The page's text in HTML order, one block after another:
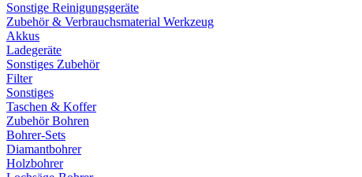
Sonstige Reinigungsgeräte
Zubehör & Verbrauchsmaterial Werkzeug
Akkus
Ladegeräte
Sonstiges Zubehör
Filter
Sonstiges
Taschen & Koffer
Zubehör Bohren
Bohrer-Sets
Diamantbohrer
Holzbohrer